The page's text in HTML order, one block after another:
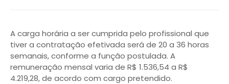
A carga horária a ser cumprida pelo profissional que
tiver a contratação efetivada será de 20 a 36 horas
semanais, conforme a função postulada. A
remuneração mensal varia de R$ 1.536,54 a R$
4.219,28, de acordo com cargo pretendido.